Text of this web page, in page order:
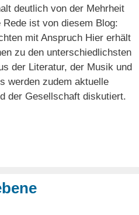
deutlich von der Mehrheit
ist von diesem Blog:
mit Anspruch Hier erhält
zu den unterschiedlichsten
der Literatur, der Musik und
werden zudem aktuelle
der Gesellschaft diskutiert.